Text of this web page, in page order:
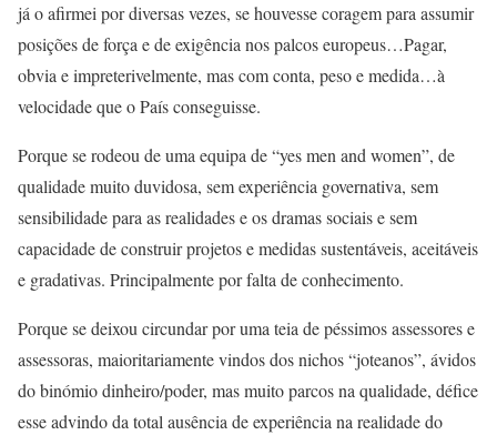
já o afirmei por diversas vezes, se houvesse coragem para assumir
posições de força e de exigência nos palcos europeus…Pagar,
obvia e impreterivelmente, mas com conta, peso e medida…à
velocidade que o País conseguisse.
Porque se rodeou de uma equipa de “yes men and women”, de
qualidade muito duvidosa, sem experiência governativa, sem
sensibilidade para as realidades e os dramas sociais e sem
capacidade de construir projetos e medidas sustentáveis, aceitáveis
e gradativas. Principalmente por falta de conhecimento.
Porque se deixou circundar por uma teia de péssimos assessores e
assessoras, maioritariamente vindos dos nichos “joteanos”, ávidos
do binómio dinheiro/poder, mas muito parcos na qualidade, défice
esse advindo da total ausência de experiência na realidade do